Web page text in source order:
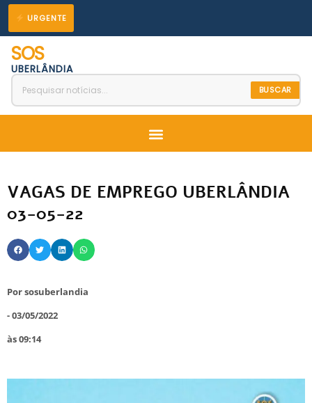
para
conteúdo
URGENTE
SOS
UBERLÂNDIA
BUSCAR
Menu
VAGAS DE EMPREGO UBERLÂNDIA
03-05-22
Porsosuberlandia
-03/05/2022
às09:14